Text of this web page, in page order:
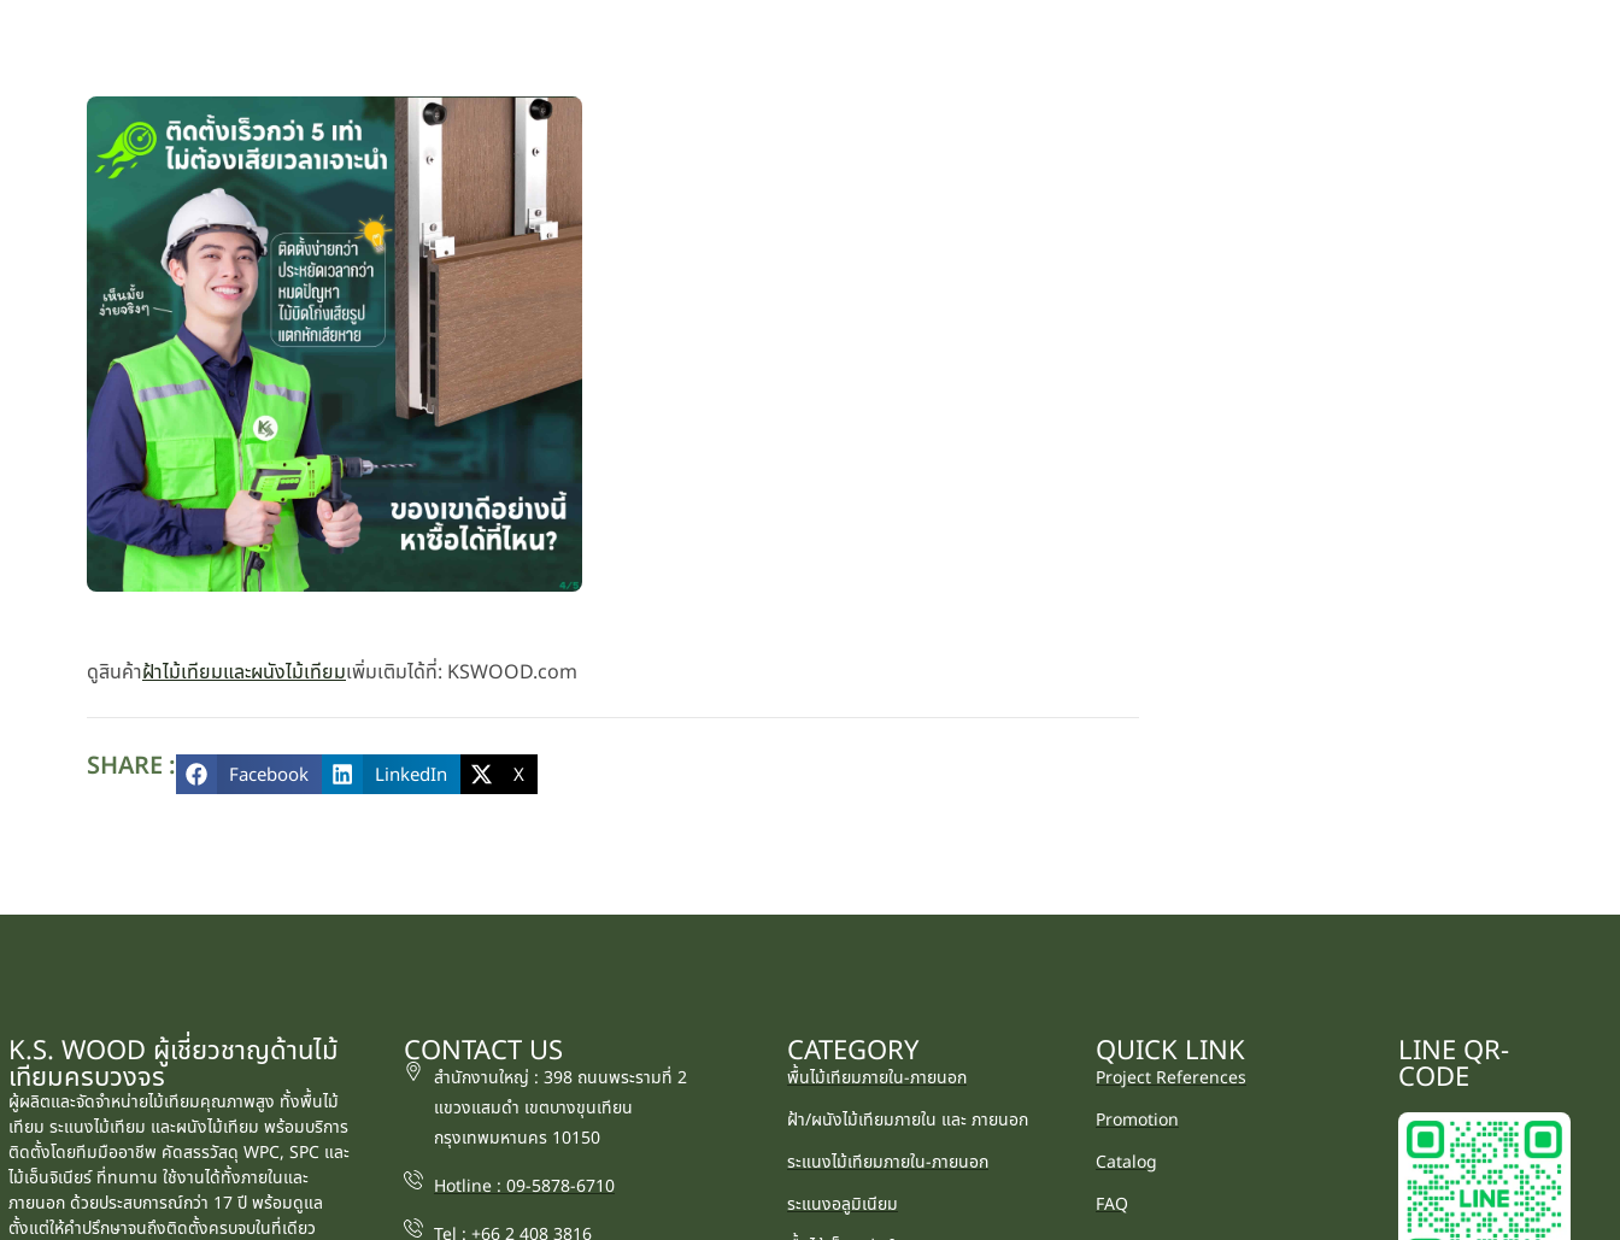
ดูสินค้าฝ้าไม้เทียมและผนังไม้เทียมเพิ่มเติมได้ที่: KSWOOD.com
SHARE : Facebook LinkedIn X
K.S. WOOD ผู้เชี่ยวชาญด้านไม้
เทียมครบวงจร
ผู้ผลิตและจัดจำหน่ายไม้เทียมคุณภาพสูง ทั้งพื้นไม้
เทียม ระแนงไม้เทียม และผนังไม้เทียม พร้อมบริการ
ติดตั้งโดยทีมมืออาชีพ คัดสรรวัสดุ WPC, SPC และ
ไม้เอ็นจิเนียร์ ที่ทนทาน ใช้งานได้ทั้งภายในและ
ภายนอก ด้วยประสบการณ์กว่า 17 ปี พร้อมดูแล
ตั้งแต่ให้คำปรึกษาจนถึงติดตั้งครบจบในที่เดียว
CONTACT US
สำนักงานใหญ่ : 398 ถนนพระรามที่ 2
แขวงแสมดำ เขตบางขุนเทียน
กรุงเทพมหานคร 10150
Hotline : 09-5878-6710
Tel : +66 2 408 3816
CATEGORY
พื้นไม้เทียมภายใน-ภายนอก
ฝ้า/ผนังไม้เทียมภายใน และ ภายนอก
ระแนงไม้เทียมภายใน-ภายนอก
ระแนงอลูมิเนียม
QUICK LINK
Project References
Promotion
Catalog
FAQ
LINE QR-
CODE